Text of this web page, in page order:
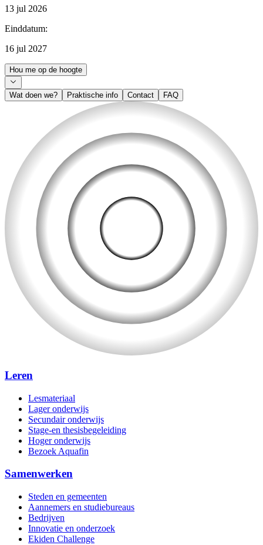
13 jul 2026
Einddatum:
16 jul 2027
Hou me op de hoogte
Wat doen we? Praktische info Contact FAQ
Leren
Lesmateriaal
Lager onderwijs
Secundair onderwijs
Stage-en thesisbegeleiding
Hoger onderwijs
Bezoek Aquafin
Samenwerken
Steden en gemeenten
Aannemers en studiebureaus
Bedrijven
Innovatie en onderzoek
Ekiden Challenge